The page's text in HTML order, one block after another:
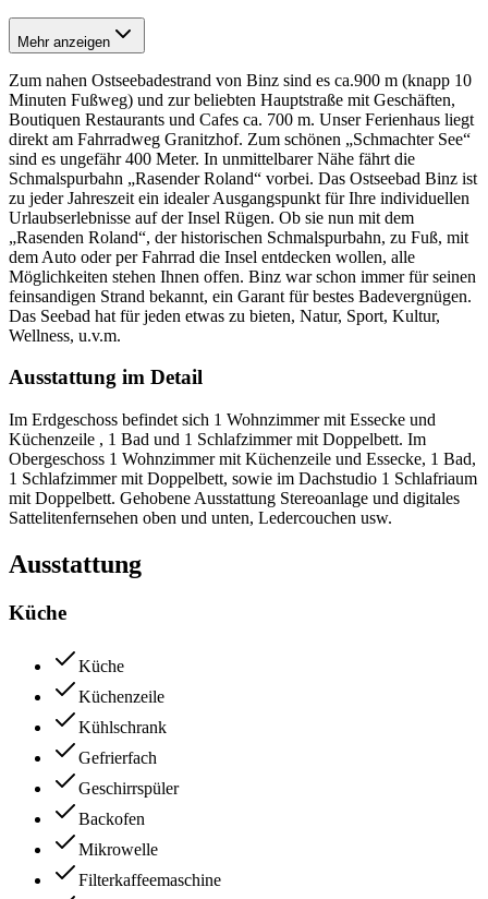
Mehr anzeigen
Zum nahen Ostseebadestrand von Binz sind es ca.900 m (knapp 10
Minuten Fußweg) und zur beliebten Hauptstraße mit Geschäften,
Boutiquen Restaurants und Cafes ca. 700 m. Unser Ferienhaus liegt
direkt am Fahrradweg Granitzhof. Zum schönen „Schmachter See“
sind es ungefähr 400 Meter. In unmittelbarer Nähe fährt die
Schmalspurbahn „Rasender Roland“ vorbei. Das Ostseebad Binz ist
zu jeder Jahreszeit ein idealer Ausgangspunkt für Ihre individuellen
Urlaubserlebnisse auf der Insel Rügen. Ob sie nun mit dem
„Rasenden Roland“, der historischen Schmalspurbahn, zu Fuß, mit
dem Auto oder per Fahrrad die Insel entdecken wollen, alle
Möglichkeiten stehen Ihnen offen. Binz war schon immer für seinen
feinsandigen Strand bekannt, ein Garant für bestes Badevergnügen.
Das Seebad hat für jeden etwas zu bieten, Natur, Sport, Kultur,
Wellness, u.v.m.
Ausstattung im Detail
Im Erdgeschoss befindet sich 1 Wohnzimmer mit Essecke und
Küchenzeile , 1 Bad und 1 Schlafzimmer mit Doppelbett. Im
Obergeschoss 1 Wohnzimmer mit Küchenzeile und Essecke, 1 Bad,
1 Schlafzimmer mit Doppelbett, sowie im Dachstudio 1 Schlafriaum
mit Doppelbett. Gehobene Ausstattung Stereoanlage und digitales
Sattelitenfernsehen oben und unten, Ledercouchen usw.
Ausstattung
Küche
Küche
Küchenzeile
Kühlschrank
Gefrierfach
Geschirrspüler
Backofen
Mikrowelle
Filterkaffeemaschine